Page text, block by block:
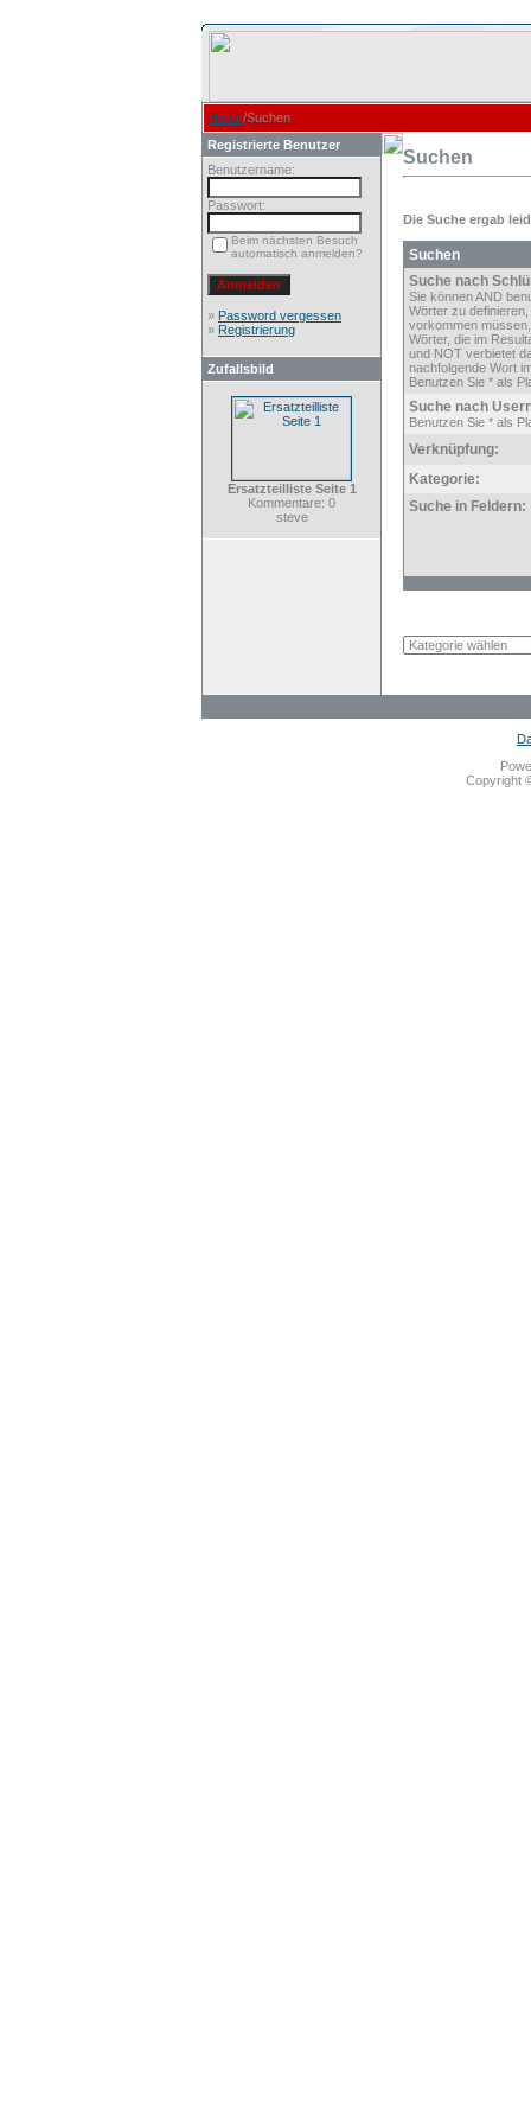
Home/Suchen
Registrierte Benutzer
Benutzername:
Passwort:
Beim nächsten Besuch
automatisch anmelden?
» Password vergessen
» Registrierung
Zufallsbild
Ersatzteilliste Seite 1
Kommentare: 0
steve
Suchen
Die Suche ergab
Suchen
Suche nach
Sie können AND
Wörter zu definieren,
vorkommen
Wörter, die im
und NOT verbietet
nachfolgende Wort
Benutzen Sie * als
Suche nach
Benutzen Sie * als
Verknüpfung:
Kategorie:
Suche in Feldern:
Copyright